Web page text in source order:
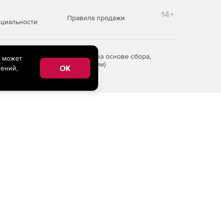
Правила продажи 14+
информации на основе сбора,
Российской Федерации)
может
OK